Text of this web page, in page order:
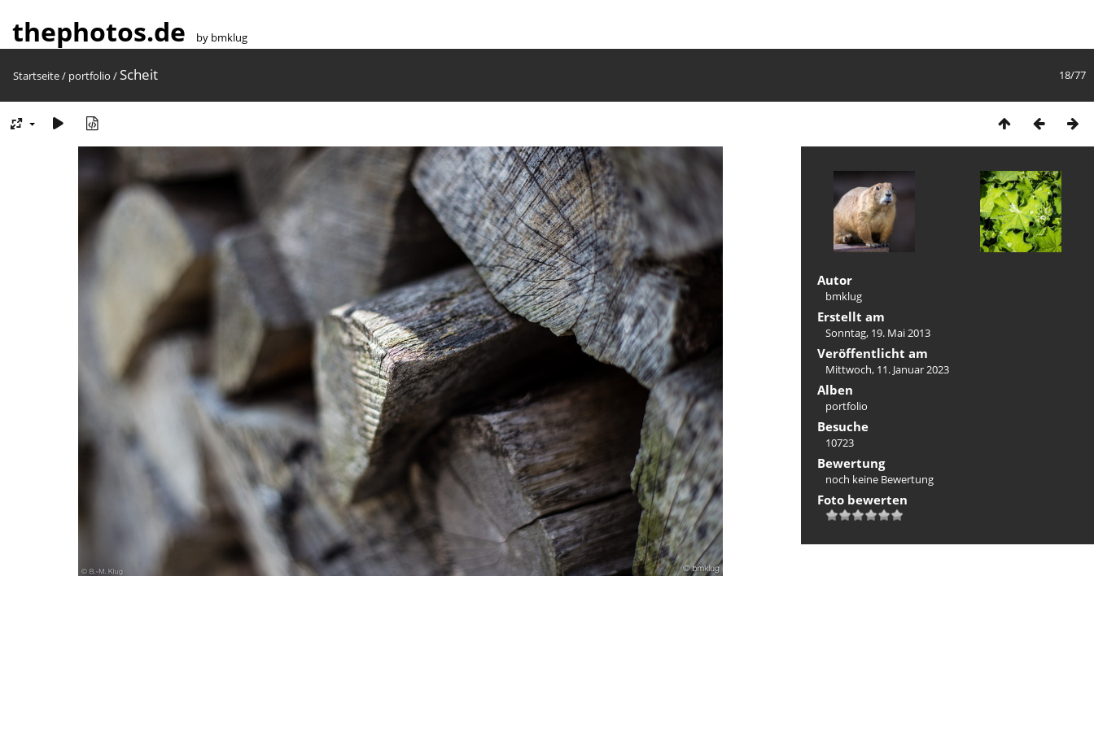
thephotos.de by bmklug
18/77
Startseite/ portfolio / Scheit
Autor
bmklug
Erstellt am
Sonntag, 19. Mai 2013
Veröffentlicht am
Mittwoch, 11. Januar 2023
Alben
portfolio
Besuche
10723
Bewertung
noch keine Bewertung
Foto bewerten